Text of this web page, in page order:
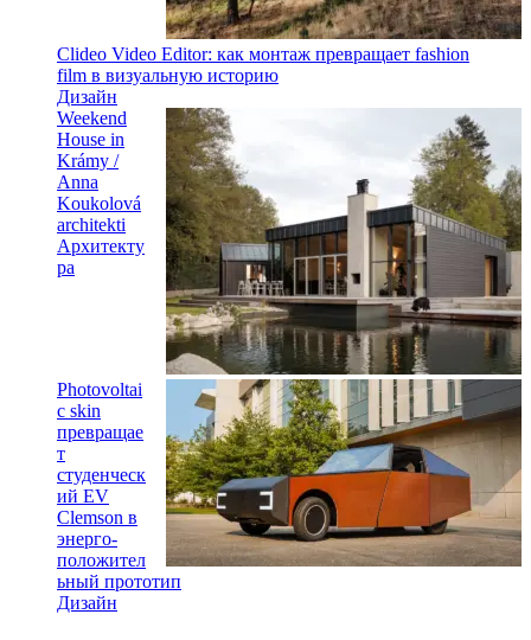
Clideo Video Editor: как монтаж превращает fashion
film в визуальную историю
Дизайн
Weekend
House in
Krámy /
Anna
Koukolová
architekti
Архитекту
ра
Photovoltai
c skin
превращае
т
студенческ
ий EV
Clemson в
энерго-
положител
ьный прототип
Дизайн